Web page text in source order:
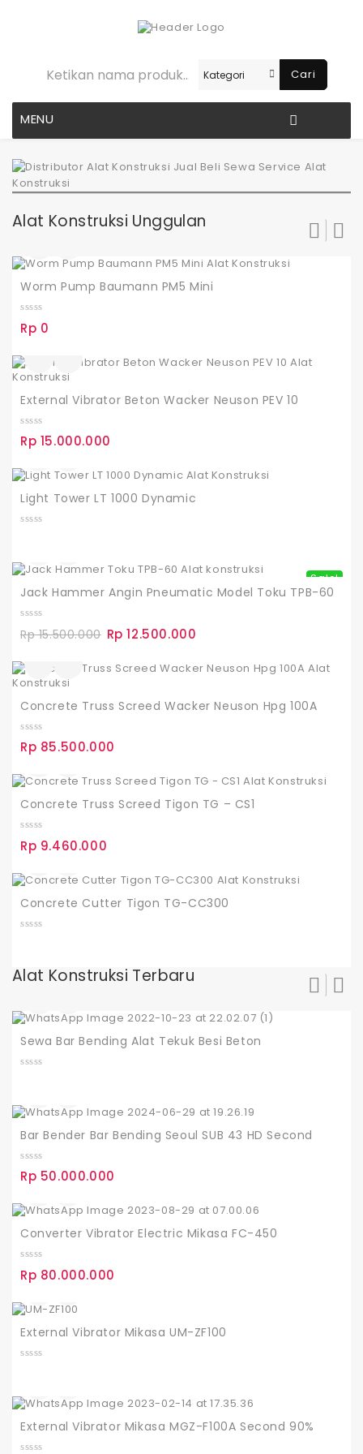
Cari
MENU
Alat Konstruksi Unggulan
Worm Pump Baumann PM5 Mini
0
o
t
o
f
Rp 0
External Vibrator Beton Wacker Neuson PEV 10
0
o
t
o
5
Rp 15.000.000
Light Tower LT 1000 Dynamic
t
o
f
5
Sale!
Jack Hammer Angin Pneumatic Model Toku TPB-60
0
o
t
o
f
Rp15.500.000 Harga
adalah:
Rp 15.500.000.
Rp 12.500.000
ini
adalah:
Concrete Truss Screed Wacker Neuson Hpg 100A
0
o
t
o
5
Rp 85.500.000
Concrete Truss Screed Tigon TG – CS1
0
o
t
o
5
Rp 9.460.000
Concrete Cutter Tigon TG-CC300
t
o
Alat Konstruksi Terbaru
Sewa Bar Bending Alat Tekuk Besi Beton
t
o
f
5
Bar Bender Bar Bending Seoul SUB 43 HD Second
0
o
t
o
5
Rp 50.000.000
Converter Vibrator Electric Mikasa FC-450
0
o
t
o
5
Rp 80.000.000
External Vibrator Mikasa UM-ZF100
t
o
f
5
External Vibrator Mikasa MGZ-F100A Second 90%